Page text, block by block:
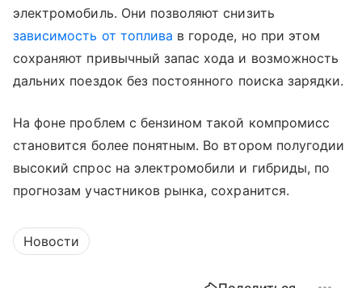
электромобиль. Они позволяют снизить
зависимость от топлива в городе, но при этом
сохраняют привычный запас хода и возможность
дальних поездок без постоянного поиска зарядки.
На фоне проблем с бензином такой компромисс
становится более понятным. Во втором полугодии
высокий спрос на электромобили и гибриды, по
прогнозам участников рынка, сохранится.
Новости